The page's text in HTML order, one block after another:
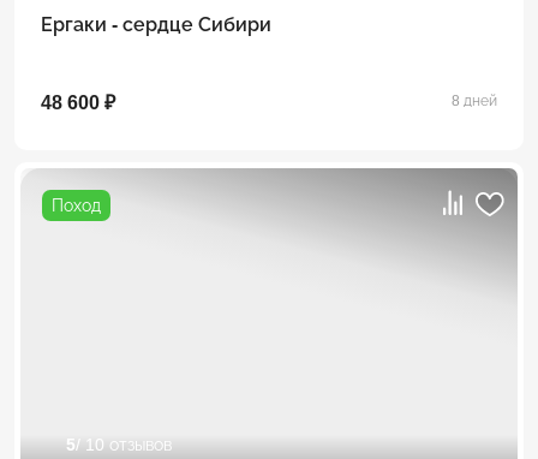
Ергаки - сердце Сибири
48 600 ₽ 8 дней
Поход
5/ 10 отзывов